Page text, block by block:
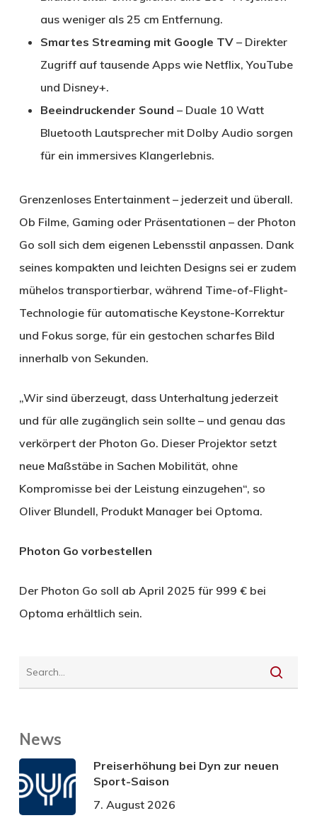
aus weniger als 25 cm Entfernung.
Smartes Streaming mit Google TV – Direkter
Zugriff auf tausende Apps wie Netflix, YouTube
und Disney+.
Beeindruckender Sound – Duale 10 Watt
Bluetooth Lautsprecher mit Dolby Audio sorgen
für ein immersives Klangerlebnis.
Grenzenloses Entertainment – jederzeit und überall.
Ob Filme, Gaming oder Präsentationen – der Photon
Go soll sich dem eigenen Lebensstil anpassen. Dank
seines kompakten und leichten Designs sei er zudem
mühelos transportierbar, während Time-of-Flight-
Technologie für automatische Keystone-Korrektur
und Fokus sorge, für ein gestochen scharfes Bild
innerhalb von Sekunden.
„Wir sind überzeugt, dass Unterhaltung jederzeit
und für alle zugänglich sein sollte – und genau das
verkörpert der Photon Go. Dieser Projektor setzt
neue Maßstäbe in Sachen Mobilität, ohne
Kompromisse bei der Leistung einzugehen“, so
Oliver Blundell, Produkt Manager bei Optoma.
Photon Go vorbestellen
Der Photon Go soll ab April 2025 für 999 € bei
Optoma erhältlich sein.
News
Preiserhöhung bei Dyn zur neuen
Sport-Saison
7. August 2026